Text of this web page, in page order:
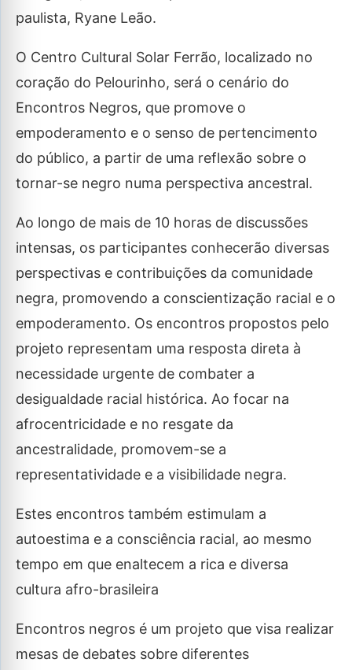
paulista, Ryane Leão.
O Centro Cultural Solar Ferrão, localizado no
coração do Pelourinho, será o cenário do
Encontros Negros, que promove o
empoderamento e o senso de pertencimento
do público, a partir de uma reflexão sobre o
tornar-se negro numa perspectiva ancestral.
Ao longo de mais de 10 horas de discussões
intensas, os participantes conhecerão diversas
perspectivas e contribuições da comunidade
negra, promovendo a conscientização racial e o
empoderamento. Os encontros propostos pelo
projeto representam uma resposta direta à
necessidade urgente de combater a
desigualdade racial histórica. Ao focar na
afrocentricidade e no resgate da
ancestralidade, promovem-se a
representatividade e a visibilidade negra.
Estes encontros também estimulam a
autoestima e a consciência racial, ao mesmo
tempo em que enaltecem a rica e diversa
cultura afro-brasileira
Encontros negros é um projeto que visa realizar
mesas de debates sobre diferentes